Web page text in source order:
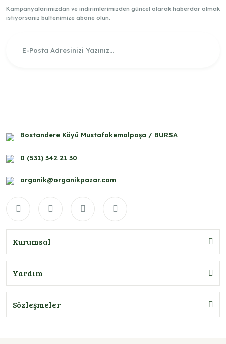
Kampanyalarımızdan ve indirimlerimizden güncel olarak haberdar olmak
istiyorsanız bültenimize abone olun.
Bostandere Köyü Mustafakemalpaşa / BURSA
0 (531) 342 21 30
organik@organikpazar.com
Kurumsal
Yardım
Sözleşmeler